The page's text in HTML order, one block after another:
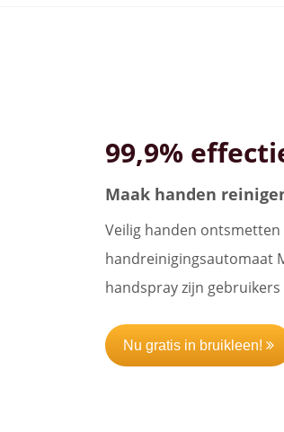
99,9%
Maak handen
Veilig handen
handreinigingsautomaat
handspray zijn
Nu gratis in bruikleen!